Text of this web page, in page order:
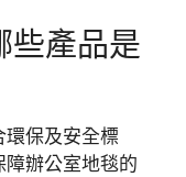
些產品是
環保及安全標
辦公室地毯的